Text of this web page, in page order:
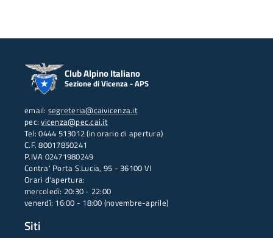
Club Alpino Italiano
Sezione di Vicenza - APS
email: segreteria@caivicenza.it
pec:vicenza@pec.cai.it
Tel: 0444 513012 (in orario di apertura)
C.F. 80017850241
P.IVA 02471980249
Contra' Porta S.Lucia, 95 - 36100 VI
Orari d'apertura:
mercoledì: 20:30 - 22:00
venerdì: 16:00 - 18:00 (novembre-aprile)
Siti